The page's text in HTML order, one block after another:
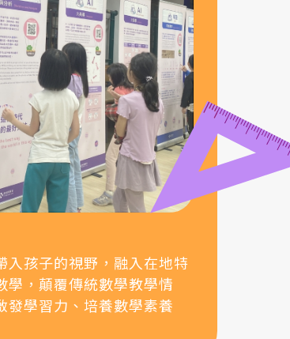
入孩子的視野，融入在地特
學，顛覆傳統數學教學情
發學習力、培養數學素養